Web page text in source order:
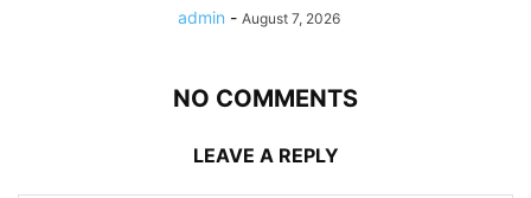
admin - August 7, 2026
NO COMMENTS
LEAVE A REPLY